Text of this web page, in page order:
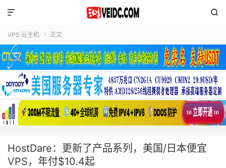


VPS·云主机  正文
HostDare：更新了产品系列，美国/日本便宜
VPS，年付$10.4起